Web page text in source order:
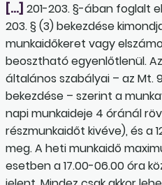
[…] 201-203. §-ában foglalt
203. § (3) bekezdése
munkaidőkeret vagy
beosztható egyenlőtlenül.
általános szabályai – az Mt.
bekezdése – szerint a
napi munkaideje 4 óránál
részmunkaidőt kivéve), és a
meg. A heti munkaidő
esetben a 17.00-06.00 óra